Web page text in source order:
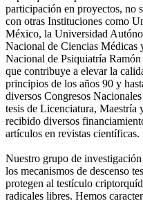
participación en proyectos, no
con otras Instituciones como
México, la Universidad
Nacional de Ciencias
Nacional de Psiquiatría
que contribuye a elevar la
principios de los años 90 y
diversos Congresos
tesis de Licenciatura, Maestría
recibido diversos
artículos en revistas científicas.
Nuestro grupo de
los mecanismos de descenso
protegen al testículo
radicales libres. Hemos